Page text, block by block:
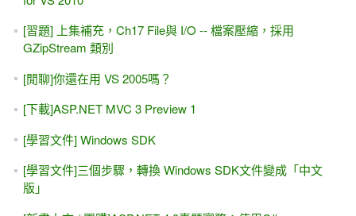
[全文下載/試讀]補充，上集Ch. 3 -- ImageMap控制項（影像
地圖） #1
[C#] ADO.NET #3-1 (GridView + DataReader +
SqlCommand)完全手寫、後置程式碼
GridView密技#6--- [主細表 / 主表明細]大腸包小腸的另一種版
本
[給初學者的話] 學程式的第一步需要什麼？...有耐心、看文件
MSDN文件---- .NET的 基本檔案 I/O